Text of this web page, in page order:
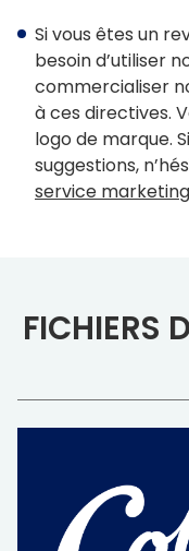
Dessins et
Garantie
Site web affilié
FAKRO
Si vous êtes un
besoin d’utiliser
commercialiser
à ces directives.
logo de marque.
suggestions,
service marketing
FICHIERS